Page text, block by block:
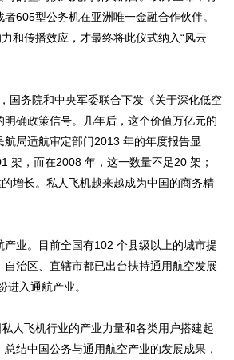
605型公务机在亚洲唯一金融合作伙伴。
和传播效应，才最终将此仪式纳入“风云
务院和中央军委联合下发《关于深化低空
确政策信号。几年后，这个价值万亿元的
局适航审定部门2013 年的年度报告显
架，而在2008 年，这一数量不足20 架；
增长。私人飞机越来越成为中国的商务精
业。目前全国有102 个县级以上的城市提
治区、直辖市都已出台扶持通用航空发展
入通航产业。
人飞机行业的产业力量和各类用户搭建起
结中国公务与通用航空产业的发展成果，